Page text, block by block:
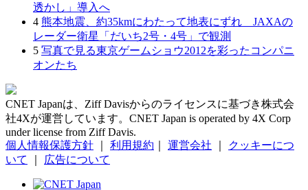
透かし」導入へ
4 熊本地震、約35kmにわたって地表にずれ JAXAの
レーダー衛星「だいち2号・4号」で観測
5 写真で見る東京ゲームショウ2012を彩ったコンパニ
オンたち
CNET Japanは、Ziff Davisからのライセンスに基づき株式会
社4Xが運営しています。CNET Japan is operated by 4X Corp
under license from Ziff Davis.
個人情報保護方針
利用規約 運営会社
クッキーにつ
いて
広告について